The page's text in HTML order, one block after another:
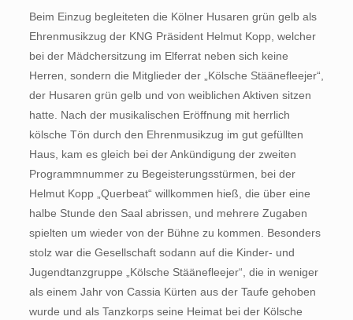
Beim Einzug begleiteten die Kölner Husaren grün gelb als
Ehrenmusikzug der KNG Präsident Helmut Kopp, welcher
bei der Mädchersitzung im Elferrat neben sich keine
Herren, sondern die Mitglieder der „Kölsche Stäänefleejer“,
der Husaren grün gelb und von weiblichen Aktiven sitzen
hatte. Nach der musikalischen Eröffnung mit herrlich
kölsche Tön durch den Ehrenmusikzug im gut gefüllten
Haus, kam es gleich bei der Ankündigung der zweiten
Programmnummer zu Begeisterungsstürmen, bei der
Helmut Kopp „Querbeat“ willkommen hieß, die über eine
halbe Stunde den Saal abrissen, und mehrere Zugaben
spielten um wieder von der Bühne zu kommen. Besonders
stolz war die Gesellschaft sodann auf die Kinder- und
Jugendtanzgruppe „Kölsche Stäänefleejer“, die in weniger
als einem Jahr von Cassia Kürten aus der Taufe gehoben
wurde und als Tanzkorps seine Heimat bei der Kölsche